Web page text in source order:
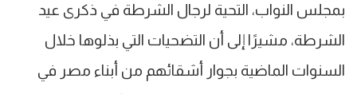
بمجلس النواب، التحية لرجال الشرطة في ذكرى عيد
الشرطة، مشيرًا إلى أن التضحيات التي بذلوها خلال
السنوات الماضية بجوار أشقائهم من أبناء مصر في